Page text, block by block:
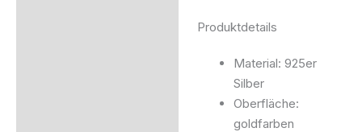
Produktdetails
Material: 925er
Silber
Oberfläche:
goldfarben